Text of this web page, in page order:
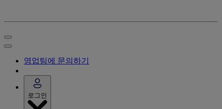
영업팀에 문의하기
로그인